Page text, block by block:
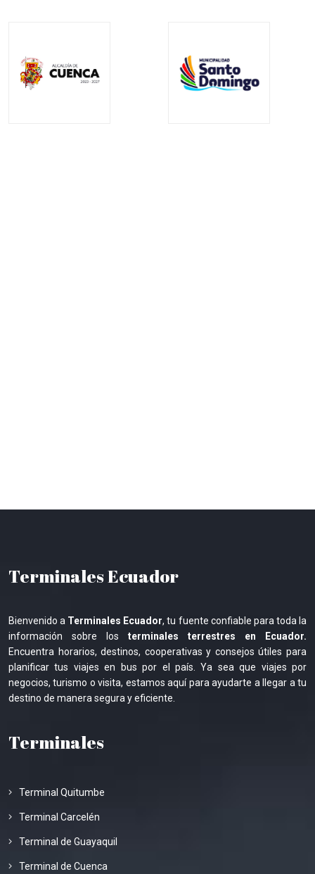
Terminales Ecuador
Bienvenido a Terminales Ecuador, tu fuente confiable para toda la
información sobre los terminales terrestres en Ecuador.
Encuentra horarios, destinos, cooperativas y consejos útiles para
planificar tus viajes en bus por el país. Ya sea que viajes por
negocios, turismo o visita, estamos aquí para ayudarte a llegar a tu
destino de manera segura y eficiente.
Terminales
Terminal Quitumbe
Terminal Carcelén
Terminal de Guayaquil
Terminal de Cuenca